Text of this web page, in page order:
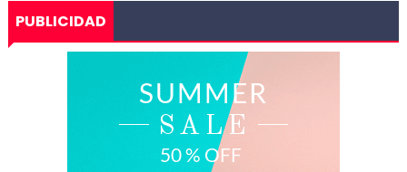
PUBLICIDAD